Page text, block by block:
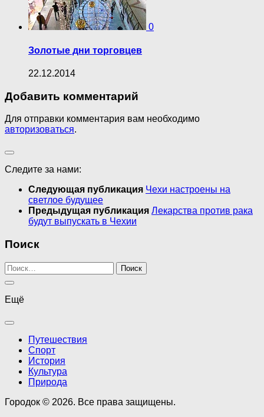
0
Золотые дни торговцев
22.12.2014
Добавить комментарий
Для отправки комментария вам необходимо
авторизоваться.
Следите за нами:
Следующая публикация Чехи настроены на
светлое будущее
Предыдущая публикация Лекарства против рака
будут выпускать в Чехии
Поиск
Найти:
Ещё
Путешествия
Спорт
История
Культура
Природа
Городок © 2026. Все права защищены.